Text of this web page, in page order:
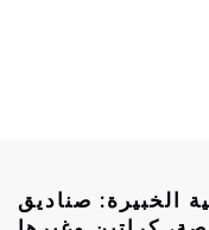
صناديق